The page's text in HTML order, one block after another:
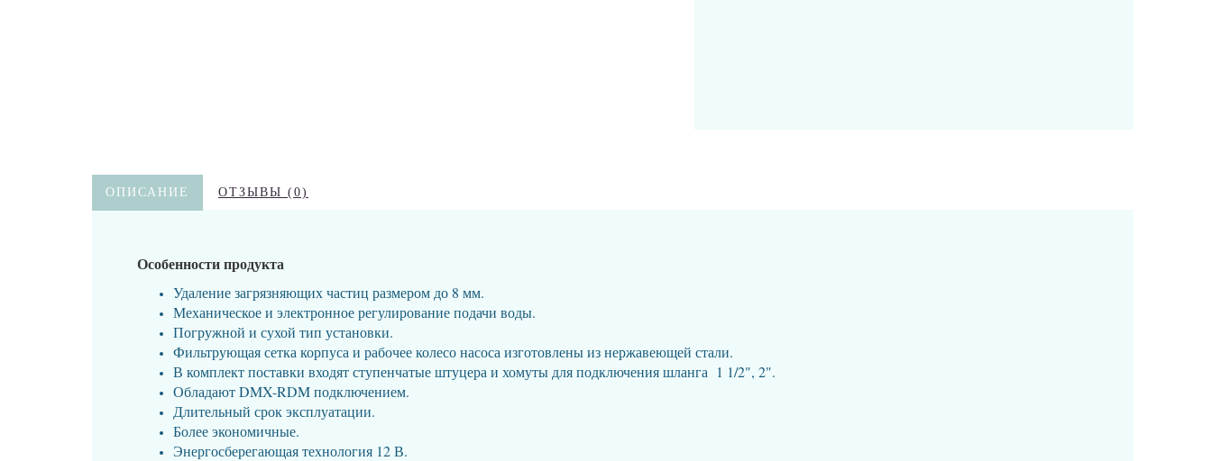
ОПИСАНИЕ ОТЗЫВЫ (0)
Особенности продукта
Удаление загрязняющих частиц размером до 8 мм.
Механическое и электронное регулирование подачи воды.
Погружной и сухой тип установки.
Фильтрующая сетка корпуса и рабочее колесо насоса изготовлены из нержавеющей стали.
В комплект поставки входят ступенчатые штуцера и хомуты для подключения шланга 1 1/2", 2".
Обладают DMX-RDM подключением.
Длительный срок эксплуатации.
Более экономичные.
Энергосберегающая технология 12 В.